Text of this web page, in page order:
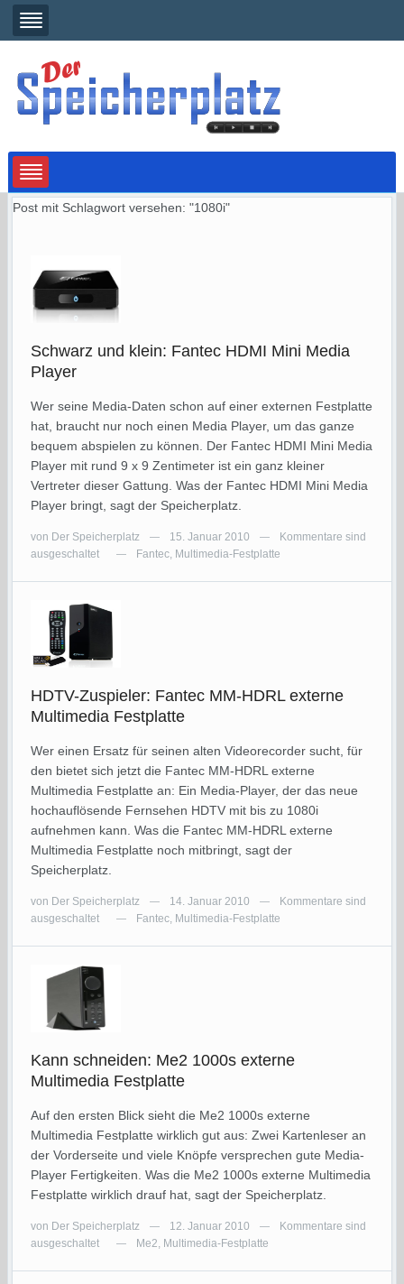
Post mit Schlagwort versehen: "1080i"
Schwarz und klein: Fantec HDMI Mini Media
Player
Wer seine Media-Daten schon auf einer externen Festplatte
hat, braucht nur noch einen Media Player, um das ganze
bequem abspielen zu können. Der Fantec HDMI Mini Media
Player mit rund 9 x 9 Zentimeter ist ein ganz kleiner
Vertreter dieser Gattung. Was der Fantec HDMI Mini Media
Player bringt, sagt der Speicherplatz.
von Der Speicherplatz — 15. Januar 2010 —
Kommentare sind
ausgeschaltet
— Fantec, Multimedia-Festplatte
HDTV-Zuspieler: Fantec MM-HDRL externe
Multimedia Festplatte
Wer einen Ersatz für seinen alten Videorecorder sucht, für
den bietet sich jetzt die Fantec MM-HDRL externe
Multimedia Festplatte an: Ein Media-Player, der das neue
hochauflösende Fernsehen HDTV mit bis zu 1080i
aufnehmen kann. Was die Fantec MM-HDRL externe
Multimedia Festplatte noch mitbringt, sagt der
Speicherplatz.
von Der Speicherplatz — 14. Januar 2010 —
Kommentare sind
ausgeschaltet
— Fantec, Multimedia-Festplatte
Kann schneiden: Me2 1000s externe
Multimedia Festplatte
Auf den ersten Blick sieht die Me2 1000s externe
Multimedia Festplatte wirklich gut aus: Zwei Kartenleser an
der Vorderseite und viele Knöpfe versprechen gute Media-
Player Fertigkeiten. Was die Me2 1000s externe Multimedia
Festplatte wirklich drauf hat, sagt der Speicherplatz.
von Der Speicherplatz — 12. Januar 2010 —
Kommentare sind
ausgeschaltet
— Me2, Multimedia-Festplatte